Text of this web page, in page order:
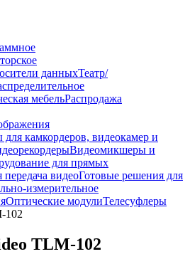
данныхТеатр/
мебельРаспродажа
для камкордеров, видеокамер и
Видеомикшеры и
для прямых
передача видеоГотовые решения для
измерительное
Оптические модулиТелесуфлеры
102
TLM-102